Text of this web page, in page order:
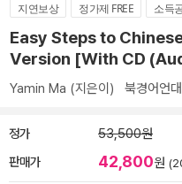
지연보상 정가제 FREE 소득
Easy Steps to
Version [With CD
Yamin Ma (지은이) 북경어언
정가 53,500원
판매가 42,800원